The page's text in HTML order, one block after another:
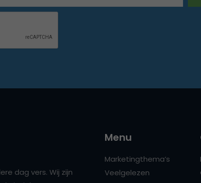
dag vers. Wij zijn
Menu
Marketingthema’s
Veelgelezen